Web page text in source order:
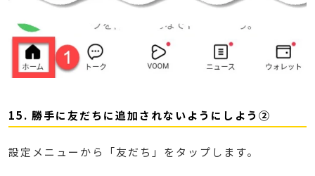
15. 勝手に友だちに追加されないようにしよう②
設定メニューから「友だち」をタップします。